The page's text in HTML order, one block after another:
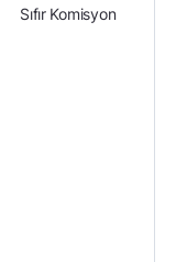
Sıfır Komisyon